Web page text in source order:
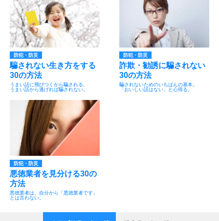
防犯・防災
騙されない生き方をする
30の方法
うまい話に飛びつくから騙される。
うまい話から逃げれば騙されない。
防犯・防災
詐欺・勧誘に騙されない
30の方法
騙されないためのいちばんの基本。
「おいしい話はない」と心得る。
防犯・防災
悪徳業者を見分ける30の
方法
悪徳業者は、自分から「悪徳業者です」
とは言わない。